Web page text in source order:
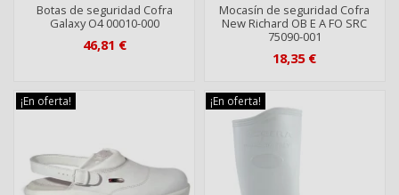
Botas de seguridad Cofra
Galaxy O4 00010-000
46,81 €
Mocasín de seguridad Cofra
New Richard OB E A FO SRC
75090-001
18,35 €
¡En oferta! ¡En oferta!